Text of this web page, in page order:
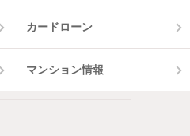
カードローン
マンション情報